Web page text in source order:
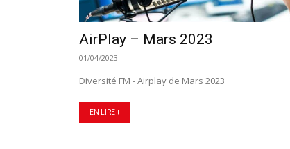
AirPlay – Mars 2023
01/04/2023
Diversité FM - Airplay de Mars 2023
EN LIRE +